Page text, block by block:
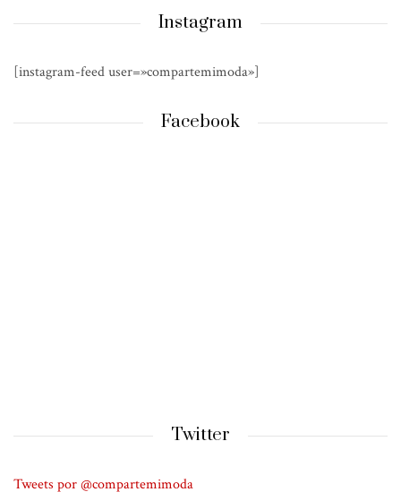
Instagram
[instagram-feed user=»compartemimoda»]
Facebook
Twitter
Tweets por @compartemimoda